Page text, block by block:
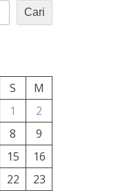
Cari
S
M
1
2
8
9
15
16
22
23